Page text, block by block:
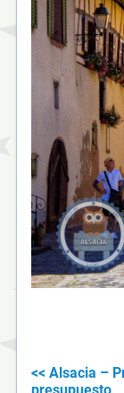
<< Alsacia –
presupuesto